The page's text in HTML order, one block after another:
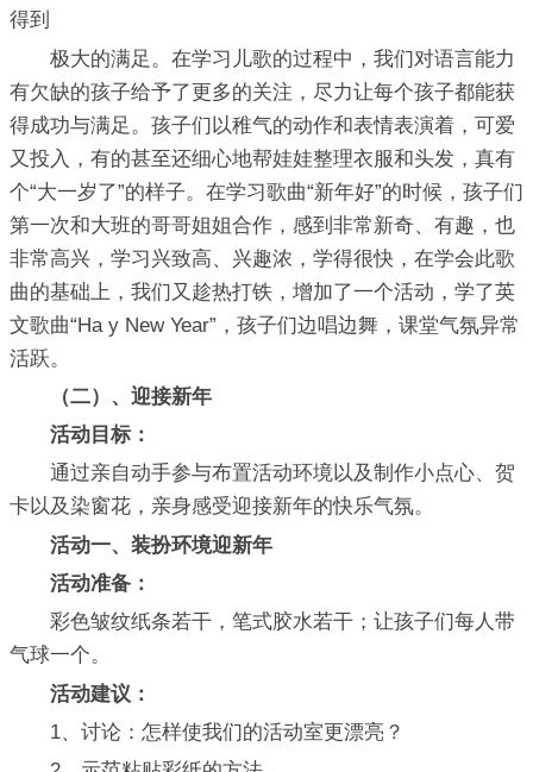
得到
极大的满足。在学习儿歌的过程中，我们对语言能力
有欠缺的孩子给予了更多的关注，尽力让每个孩子都能获
得成功与满足。孩子们以稚气的动作和表情表演着，可爱
又投入，有的甚至还细心地帮娃娃整理衣服和头发，真有
个“大一岁了”的样子。在学习歌曲“新年好”的时候，孩子们
第一次和大班的哥哥姐姐合作，感到非常新奇、有趣，也
非常高兴，学习兴致高、兴趣浓，学得很快，在学会此歌
曲的基础上，我们又趁热打铁，增加了一个活动，学了英
文歌曲“Ha y New Year”，孩子们边唱边舞，课堂气氛异常
活跃。
（二）、迎接新年
活动目标：
通过亲自动手参与布置活动环境以及制作小点心、贺
卡以及染窗花，亲身感受迎接新年的快乐气氛。
活动一、装扮环境迎新年
活动准备：
彩色皱纹纸条若干，笔式胶水若干；让孩子们每人带
气球一个。
活动建议：
1、讨论：怎样使我们的活动室更漂亮？